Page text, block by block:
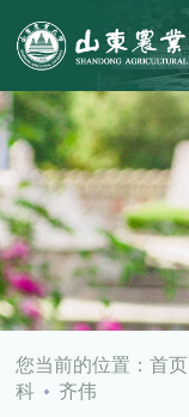
您当前的位置：首页
科
齐伟